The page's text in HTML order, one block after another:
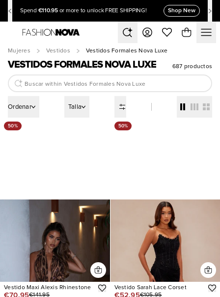
Spend €110.95 or more to unlock FREE SHIPPING! Shop New
Mujeres Vestidos Vestidos Formales Nova Luxe
VESTIDOS FORMALES NOVA LUXE 687 productos
Ordenar Talla
50%
Vestido Maxi Alexis Rhinestone
€70.95€141.95
50%
Vestido Sarah Lace Corset
€52.95€105.95